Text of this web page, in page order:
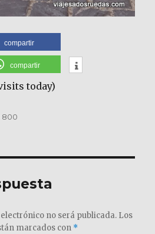
compartir
compartir
today)
800
no será publicada. Los
marcados con *